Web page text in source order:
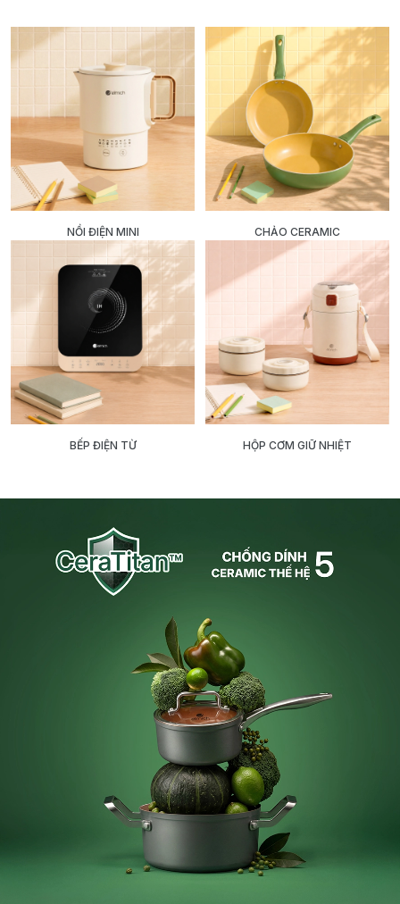
NỒI ĐIỆN MINI CHẢO CERAMIC
BẾP ĐIỆN TỪ HỘP CƠM GIỮ NHIỆT